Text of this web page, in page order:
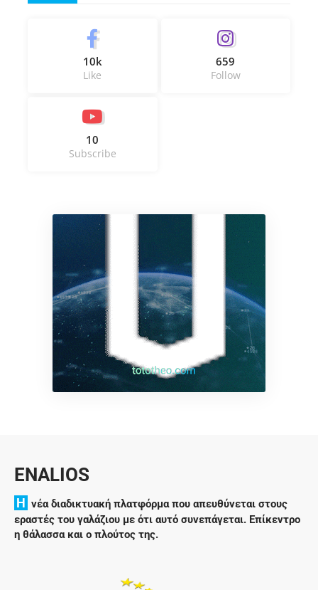
10k
Like
659
Follow
10
Subscribe
ENALIOS
H νέα διαδικτυακή πλατφόρμα που απευθύνεται στους
εραστές του γαλάζιου με ότι αυτό συνεπάγεται. Επίκεντρο
η θάλασσα και ο πλούτος της.